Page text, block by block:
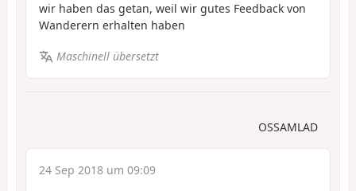
wir haben das getan, weil wir gutes Feedback von
Wanderern erhalten haben
Maschinell übersetzt
OSSAMLAD
24 Sep 2018 um 09:09